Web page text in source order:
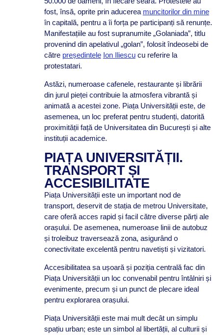
fost, însă, oprite prin aducerea muncitorilor din mine
în capitală, pentru a îi forța pe participanți să renunțe.
Manifestațiile au fost supranumite „Golaniada”, titlu
provenind din apelativul „golan”, folosit îndeosebi de
către președintele Ion Iliescucu referire la
protestatari.
Astăzi, numeroase cafenele, restaurante și librării
din jurul pieței contribuie la atmosfera vibrantă și
animată a acestei zone. Piața Universității este, de
asemenea, un loc preferat pentru studenți, datorită
proximității față de Universitatea din București și alte
instituții academice.
PIAȚA UNIVERSITĂȚII.
TRANSPORT ȘI
ACCESIBILITATE
Piața Universității este un important nod de
transport, deservit de stația de metrou Universitate,
care oferă acces rapid și facil către diverse părți ale
orașului. De asemenea, numeroase linii de autobuz
și troleibuz traversează zona, asigurând o
conectivitate excelentă pentru navetiști și vizitatori.
Accesibilitatea sa ușoară și poziția centrală fac din
Piața Universității un loc convenabil pentru întâlniri și
evenimente, precum și un punct de plecare ideal
pentru explorarea orașului.
Piața Universității este mai mult decât un simplu
spațiu urban; este un simbol al libertății, al culturii și